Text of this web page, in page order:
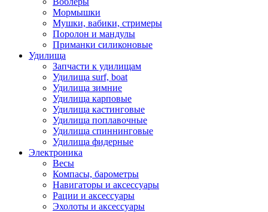
Мормышки
Мушки, вабики, стримеры
Поролон и мандулы
Приманки силиконовые
Удилища
Запчасти к удилищам
Удилища surf, boat
Удилища зимние
Удилища карповые
Удилища кастинговые
Удилища поплавочные
Удилища спиннинговые
Удилища фидерные
Электроника
Весы
Компасы, барометры
Навигаторы и аксессуары
Рации и аксессуары
Эхолоты и аксессуары